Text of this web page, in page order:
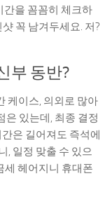
간을 꼼꼼히 체크하
꼭 남겨두세요. 저?
부 동반?
케이스, 의외로 많아
은 있는데, 최종 결정
은 길어져도 즉석에
, 일정 맞출 수 있으
세 헤어지니 휴대폰